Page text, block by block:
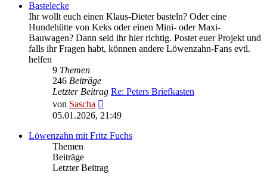
Bastelecke
Ihr wollt euch einen Klaus-Dieter basteln? Oder eine
Hundehütte von Keks oder einen Mini- oder Maxi-
Bauwagen? Dann seid ihr hier richtig. Postet euer Projekt und
falls ihr Fragen habt, können andere Löwenzahn-Fans evtl.
helfen
9 Themen
246 Beiträge
Letzter Beitrag Re: Peters Briefkasten
von Sascha
Beitrag
05.01.2026, 21:49
Löwenzahn mit Fritz Fuchs
Themen
Beiträge
Letzter Beitrag